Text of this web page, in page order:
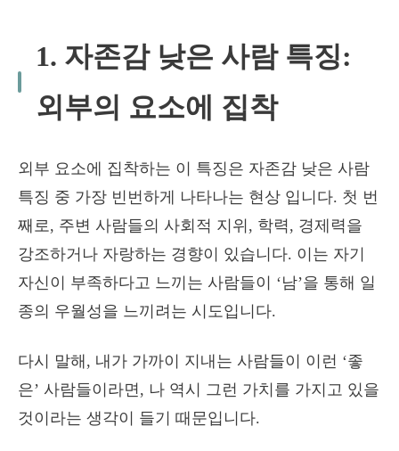
1. 자존감 낮은 사람특징:
외부의 요소에 집착
외부 요소에 집착하는 이 특징은 자존감 낮은 사람
특징 중 가장 빈번하게 나타나는 현상 입니다. 첫 번
째로, 주변 사람들의 사회적 지위, 학력, 경제력을
강조하거나 자랑하는 경향이 있습니다. 이는 자기
자신이 부족하다고 느끼는 사람들이 ‘남’을 통해 일
종의 우월성을 느끼려는 시도입니다.
다시 말해, 내가 가까이 지내는 사람들이 이런 ‘좋
은’ 사람들이라면, 나 역시 그런 가치를 가지고 있을
것이라는 생각이 들기 때문입니다.